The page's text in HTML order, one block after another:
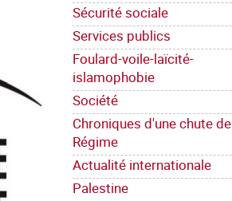
Sécurité sociale
Services publics
Foulard-voile-laïcité-
islamophobie
Société
Chroniques d'une chute de
Régime
Actualité internationale
Palestine